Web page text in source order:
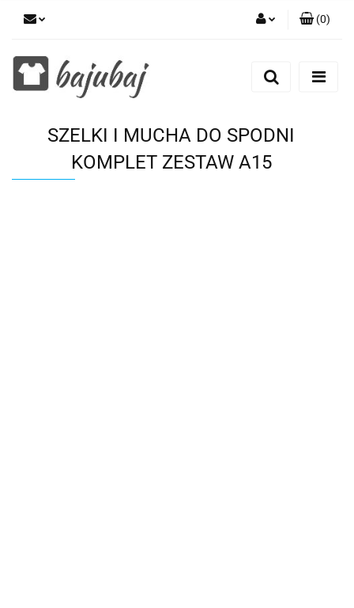
Zarejestruj się
Zgody cookies
(0)
SZELKI I MUCHA DO SPODNI
KOMPLET ZESTAW A15